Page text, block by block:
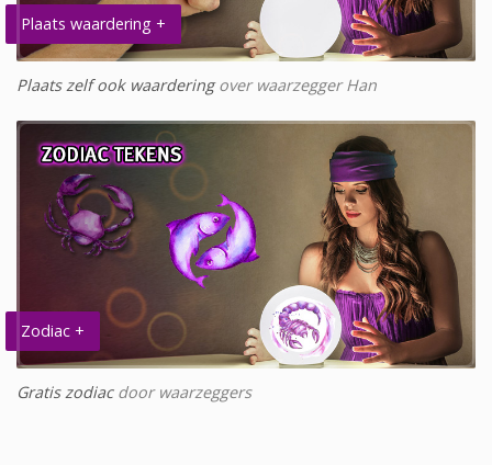
Plaats waardering +
Plaats zelf ook waarderingover waarzegger Han
Zodiac +
Gratis zodiacdoor waarzeggers